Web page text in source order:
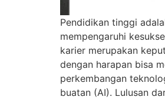
Pendidikan tinggi
mempengaruhi
karier merupakan
dengan harapan bisa
perkembangan
buatan (AI). Lulusan